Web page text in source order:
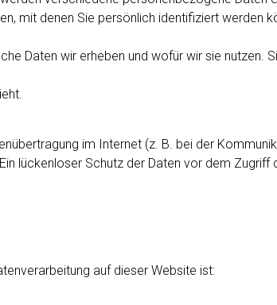
mit denen Sie persönlich identifiziert werden
Daten wir erheben und wofür wir sie nutzen.
im Internet (z. B. bei der
lückenloser Schutz der Daten vor dem Zugriff
auf dieser Website ist: